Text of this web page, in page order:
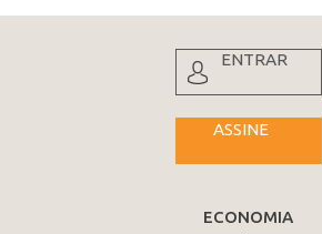
ENTRAR
ASSINE
ECONOMIA